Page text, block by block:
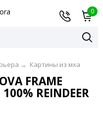
0
→ Картины из мха
FRAME
REINDEER